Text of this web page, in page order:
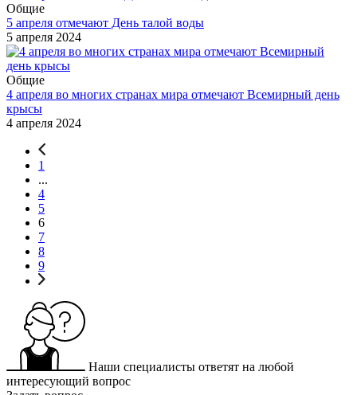
Общие
5 апреля отмечают День талой воды
5 апреля 2024
Общие
4 апреля во многих странах мира отмечают Всемирный день
крысы
4 апреля 2024
1
...
4
5
6
7
8
9
Наши специалисты ответят на любой
интересующий вопрос